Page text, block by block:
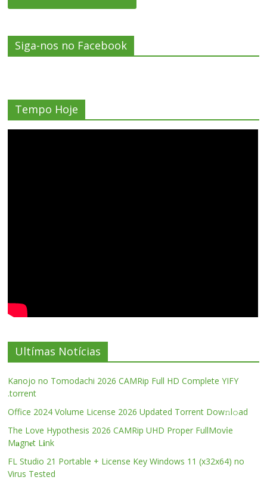
Siga-nos no Facebook
Tempo Hoje
Ultímas Notícias
Kanojo no Tomodachi 2026 CAMRip Full HD Complete YIFY
.torrent
Office 2024 Volume License 2026 Updated Torrent Dow𝚗l𝚘аd
The Love Hypothesis 2026 CAMRip UHD Proper FullMov𝗂e
M𝐚gn𝐞t L𝐢nk
FL Studio 21 Portable + License Key Windows 11 (x32x64) no
Virus Tested